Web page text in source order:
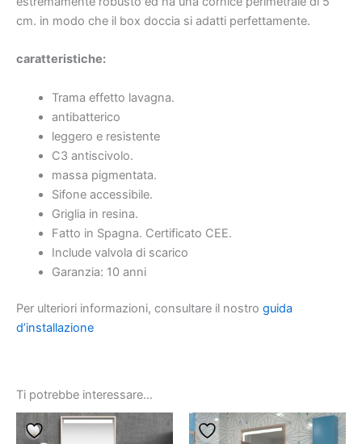
cm. in modo che il box doccia si adatti perfettamente.
caratteristiche:
Trama effetto lavagna.
antibatterico
leggero e resistente
C3 antiscivolo.
massa pigmentata.
Sifone accessibile.
Griglia in resina.
Fatto in Spagna. Certificato CEE.
Include valvola di scarico
Garanzia: 10 anni
Per ulteriori informazioni, consultare il nostro guida
d’installazione
Ti potrebbe interessare…